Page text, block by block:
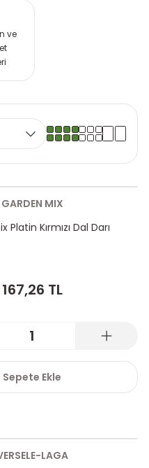
ve
GARDEN MIX
Platin Kırmızı Dal Darı
167,26 TL
Sepete Ekle
LAGA